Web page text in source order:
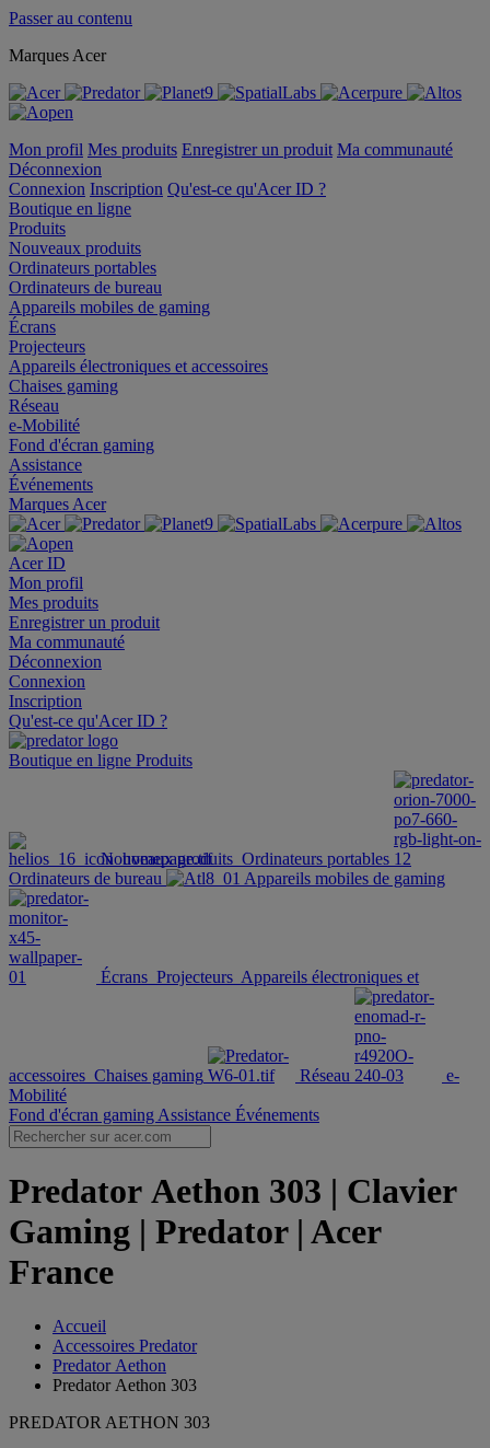
Passer au contenu
Marques Acer
Mon profil Mes produits Enregistrer un produit Ma communauté
Déconnexion
Connexion Inscription Qu'est-ce qu'Acer ID ?
Boutique en ligne
Produits
Nouveaux produits
Ordinateurs portables
Ordinateurs de bureau
Appareils mobiles de gaming
Écrans
Projecteurs
Appareils électroniques et accessoires
Chaises gaming
Réseau
e-Mobilité
Fond d'écran gaming
Assistance
Événements
Marques Acer
Acer ID
Mon profil
Mes produits
Enregistrer un produit
Ma communauté
Déconnexion
Connexion
Inscription
Qu'est-ce qu'Acer ID ?
Boutique en ligne Produits
Nouveaux produits Ordinateurs portables
Ordinateurs de bureau
Appareils mobiles de gaming
Écrans Projecteurs Appareils électroniques et
accessoires Chaises gaming Réseau
e-
Mobilité
Fond d'écran gaming Assistance Événements
Predator Aethon 303 | Clavier
Gaming | Predator | Acer
France
Accueil
Accessoires Predator
Predator Aethon
Predator Aethon 303
PREDATOR AETHON 303